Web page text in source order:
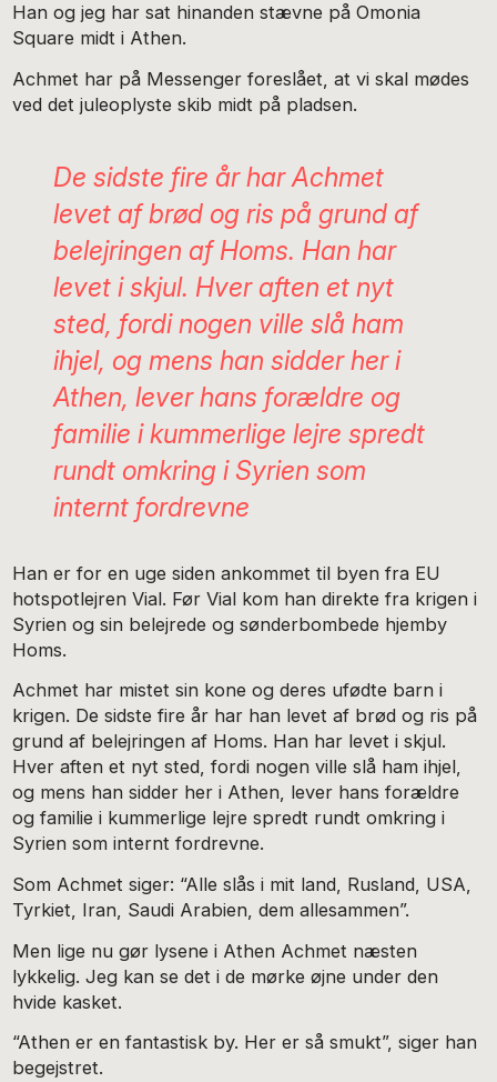
Han og jeg har sat hinanden stævne på Omonia
Square midt i Athen.
Achmet har på Messenger foreslået, at vi skal mødes
ved det juleoplyste skib midt på pladsen.
De sidste fire år har Achmet
levet af brød og ris på grund af
belejringen af Homs. Han har
levet i skjul. Hver aften et nyt
sted, fordi nogen ville slå ham
ihjel, og mens han sidder her i
Athen, lever hans forældre og
familie i kummerlige lejre spredt
rundt omkring i Syrien som
internt fordrevne
Han er for en uge siden ankommet til byen fra EU
hotspotlejren Vial. Før Vial kom han direkte fra krigen i
Syrien og sin belejrede og sønderbombede hjemby
Homs.
Achmet har mistet sin kone og deres ufødte barn i
krigen. De sidste fire år har han levet af brød og ris på
grund af belejringen af Homs. Han har levet i skjul.
Hver aften et nyt sted, fordi nogen ville slå ham ihjel,
og mens han sidder her i Athen, lever hans forældre
og familie i kummerlige lejre spredt rundt omkring i
Syrien som internt fordrevne.
Som Achmet siger: “Alle slås i mit land, Rusland, USA,
Tyrkiet, Iran, Saudi Arabien, dem allesammen”.
Men lige nu gør lysene i Athen Achmet næsten
lykkelig. Jeg kan se det i de mørke øjne under den
hvide kasket.
“Athen er en fantastisk by. Her er så smukt”, siger han
begejstret.